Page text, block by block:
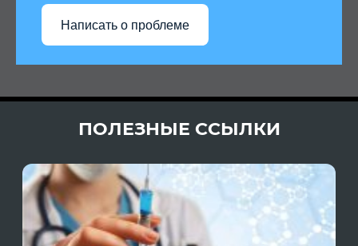
Написать о проблеме
ПОЛЕЗНЫЕ ССЫЛКИ